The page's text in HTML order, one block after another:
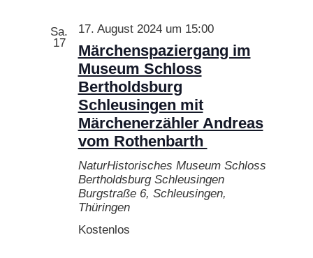
Sa.
17
Märchenspaziergang im
Museum Schloss
Bertholdsburg
Schleusingen mit
Märchenerzähler Andreas
vom Rothenbarth
17. August 2024 um 15:00
NaturHistorisches Museum Schloss
Bertholdsburg Schleusingen
Burgstraße 6, Schleusingen,
Thüringen
Kostenlos